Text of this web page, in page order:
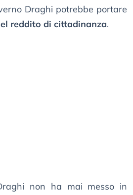
Draghi potrebbe portare
reddito di cittadinanza.
non ha mai messo in